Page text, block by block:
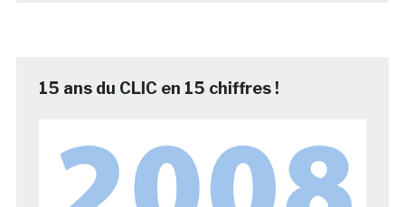
15 ans du CLIC en 15 chiffres !